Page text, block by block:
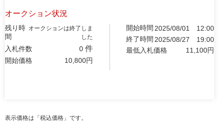
オークション状況
残り時
間
オークションは終了しま
した
入札件数 0 件
開始価格 10,800円
開始時間 2025/08/01
12:00
終了時間 2025/08/27
19:00
最低入札価格
11,100円
表示価格は「税込価格」です。